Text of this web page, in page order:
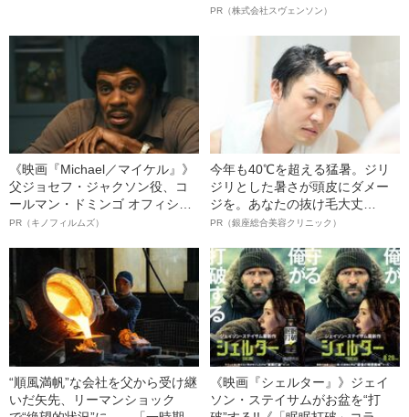
オイ”や“ベタつき”を解消す
ト”が生み出した徹底ケアとは
PR（株式会社スヴェンソン）
《映画『Michael／マイケル』》
父ジョセフ・ジャクソン役、コ
ールマン・ドミンゴ オフィシャ
ルインタビュー“観客を魅了した
語る”《日本興収70億円突破》
PR（キノフィルムズ）
今年も40℃を超える猛暑。ジリ
ジリとした暑さが頭皮にダメー
ジを。あなたの抜け毛大丈
夫！？
PR（銀座総合美容クリニック）
“順風満帆”な会社を父から受け継
いだ矢先、リーマンショック
《映画『シェルター』》ジェイ
ソン・ステイサムがお盆を“打